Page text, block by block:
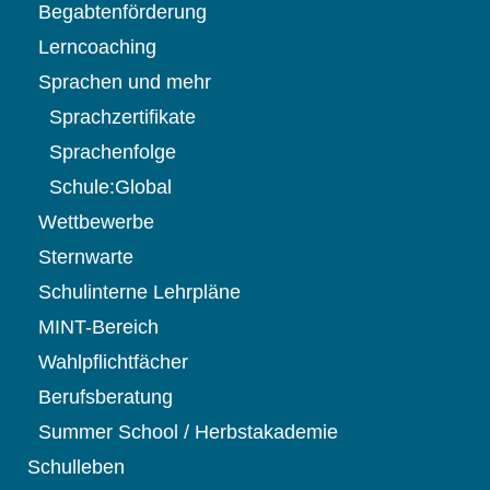
Begabtenförderung
Lerncoaching
Sprachen und mehr
Sprachzertifikate
Sprachenfolge
Schule:Global
Wettbewerbe
Sternwarte
Schulinterne Lehrpläne
MINT-Bereich
Wahlpflichtfächer
Berufsberatung
Summer School / Herbstakademie
Schulleben